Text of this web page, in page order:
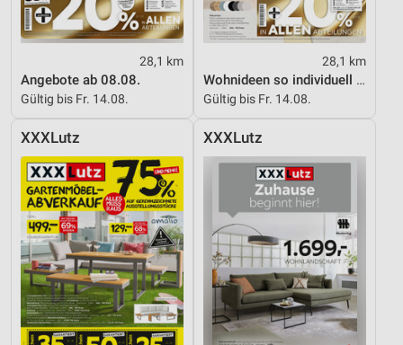
28,1 km
Angebote ab 08.08.
Gültig bis Fr. 14.08.
28,1 km
Wohnideen so individuell wie du!
Gültig bis Fr. 14.08.
XXXLutz XXXLutz